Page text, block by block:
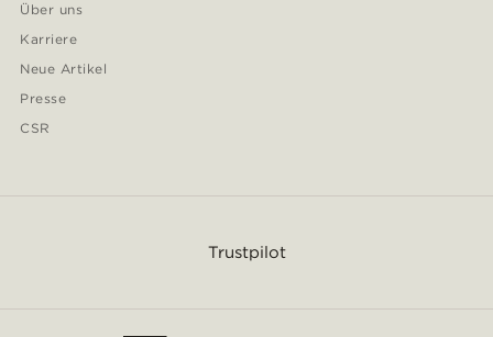
Über uns
Karriere
Neue Artikel
Presse
CSR
Trustpilot